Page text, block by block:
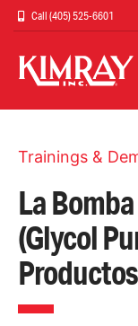
Skip
to
main
content
(405) 525-6601
Trainings &
La
(Glycol